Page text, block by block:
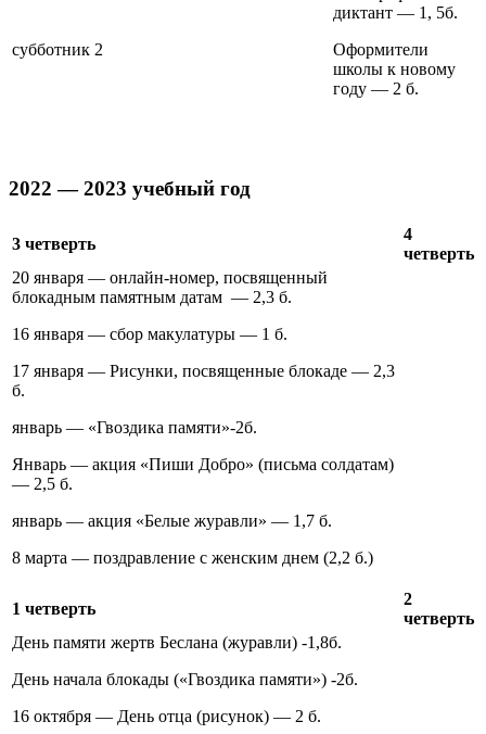
субботник 2
диктант — 1, 5б.
Оформители
школы к новому
году — 2 б.
2022 — 2023 учебный год
3 четверть
4
четверть
20 января — онлайн-номер, посвященный
блокадным памятным датам — 2,3 б.
16 января — сбор макулатуры — 1 б.
17 января — Рисунки, посвященные блокаде — 2,3
б.
январь — «Гвоздика памяти»-2б.
Январь — акция «Пиши Добро» (письма солдатам)
— 2,5 б.
январь — акция «Белые журавли» — 1,7 б.
8 марта — поздравление с женским днем (2,2 б.)
1 четверть
2
четверть
День памяти жертв Беслана (журавли) -1,8б.
День начала блокады («Гвоздика памяти») -2б.
16 октября — День отца (рисунок) — 2 б.